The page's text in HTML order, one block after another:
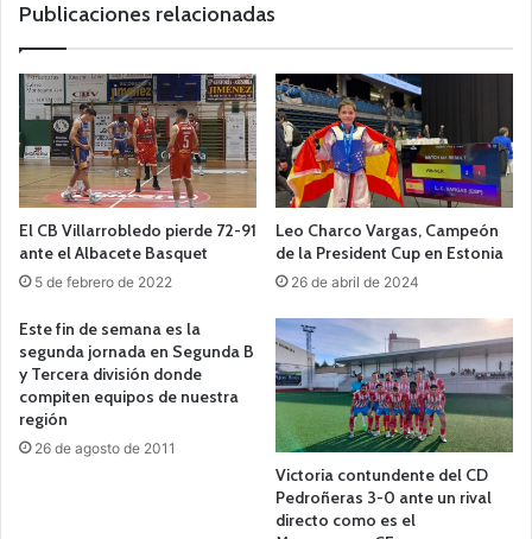
Publicaciones relacionadas
El CB Villarrobledo pierde 72-91
ante el Albacete Basquet
5 de febrero de 2022
Leo Charco Vargas, Campeón
de la President Cup en Estonia
26 de abril de 2024
Este fin de semana es la
segunda jornada en Segunda B
y Tercera división donde
compiten equipos de nuestra
región
26 de agosto de 2011
Victoria contundente del CD
Pedroñeras 3-0 ante un rival
directo como es el